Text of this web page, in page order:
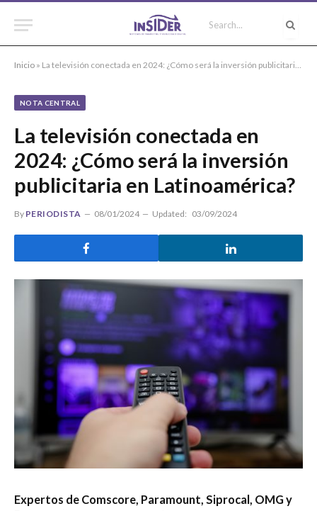
Inicio » La televisión conectada en 2024: ¿Cómo será la inversión publicitaria en Latinoamérica?
NOTA CENTRAL
La televisión conectada en
2024: ¿Cómo será la inversión
publicitaria en Latinoamérica?
By PERIODISTA 08/01/2024 Updated: 03/09/2024
Expertos de Comscore, Paramount, Siprocal, OMG y